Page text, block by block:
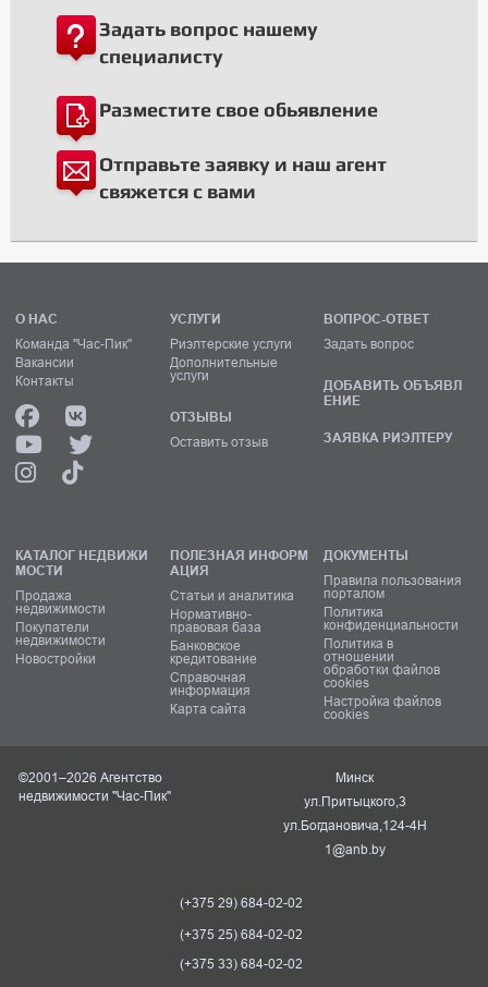
Задать вопрос нашему
специалисту
Разместите свое обьявление
Отправьте заявку и наш агент
свяжется с вами
О НАС
Команда "Час-Пик"
Вакансии
Контакты
УСЛУГИ
Риэлтерские услуги
Дополнительные
услуги
ОТЗЫВЫ
Оставить отзыв
ВОПРОС-ОТВЕТ
Задать вопрос
ДОБАВИТЬ ОБЪЯВЛ
ЕНИЕ
ЗАЯВКА РИЭЛТЕРУ
КАТАЛОГ НЕДВИЖИ
МОСТИ
Продажа
недвижимости
Покупатели
недвижимости
Новостройки
ПОЛЕЗНАЯ ИНФОРМ
АЦИЯ
Статьи и аналитика
Нормативно-
правовая база
Банковское
кредитование
Справочная
информация
Карта сайта
ДОКУМЕНТЫ
Правила пользования
порталом
Политика
конфиденциальности
Политика в
отношении
обработки файлов
cookies
Настройка файлов
cookies
©2001–2026 Агентство
недвижимости "Час-Пик"
Минск
ул.Притыцкого,3
ул.Богдановича,124-4Н
1@anb.by
(+375 29) 684-02-02
(+375 25) 684-02-02
(+375 33) 684-02-02